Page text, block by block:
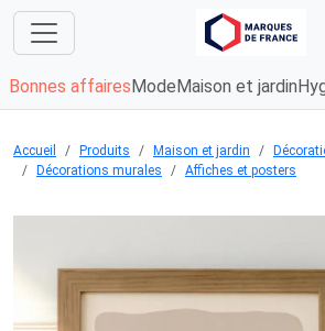
Bonnes affaires Mode Maison et jardin
Accueil Produits Maison et jardin
Décorations murales
Affiches et posters